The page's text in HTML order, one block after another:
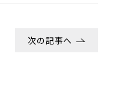
次の記事へ